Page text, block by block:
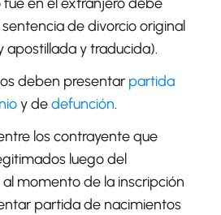
de divorcio original
apostillada y traducida).
deben presentar partida
y dedefunción.
los contrayente que
luego del
momento de la inscripción
partida de nacimientos